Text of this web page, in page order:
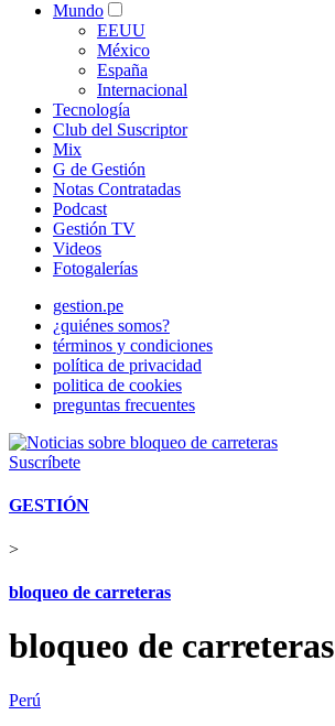
Mundo
EEUU
México
España
Internacional
Tecnología
Club del Suscriptor
Mix
G de Gestión
Notas Contratadas
Podcast
Gestión TV
Videos
Fotogalerías
gestion.pe
¿quiénes somos?
términos y condiciones
política de privacidad
politica de cookies
preguntas frecuentes
Suscríbete
GESTIÓN
>
bloqueo de carreteras
bloqueo de carreteras
Perú